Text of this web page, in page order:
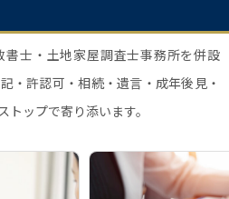
士・土地家屋調査士事務所を併設
・許認可・相続・遺言・成年後見・
ップで寄り添います。